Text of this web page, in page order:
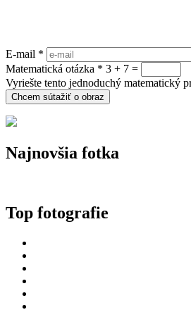
E-mail *
Matematická otázka * 3 + 7 =
Vyriešte tento jednoduchý matematický
Najnovšia fotka
Top fotografie